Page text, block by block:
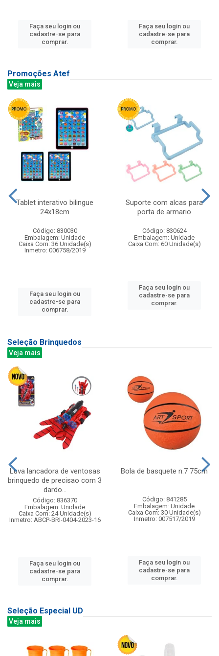
Faça seu login ou
cadastre-se para
comprar.
Faça seu login ou
cadastre-se para
comprar.
Promoções Atef
Veja mais
Tablet interativo bilingue
24x18cm
Código: 830030
Embalagem: Unidade
Caixa Com: 36 Unidade(s)
Inmetro: 006758/2019
Faça seu login ou
cadastre-se para
comprar.
Suporte com alcas para
porta de armario
Código: 830624
Embalagem: Unidade
Caixa Com: 60 Unidade(s)
Faça seu login ou
cadastre-se para
comprar.
Seleção Brinquedos
Veja mais
Luva lancadora de ventosas
brinquedo de precisao com 3
dardo...
Código: 836370
Embalagem: Unidade
Caixa Com: 24 Unidade(s)
Inmetro: ABCP-BRI-0404-2023-16
Faça seu login ou
cadastre-se para
comprar.
Bola de basquete n.7 75cm
Código: 841285
Embalagem: Unidade
Caixa Com: 30 Unidade(s)
Inmetro: 007517/2019
Faça seu login ou
cadastre-se para
comprar.
Seleção Especial UD
Veja mais